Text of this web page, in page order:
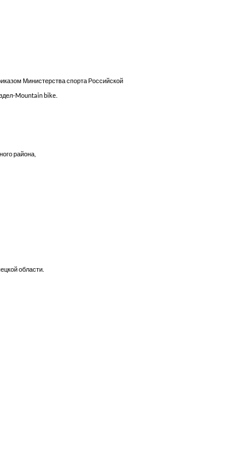
Министерства спорта Российской
Mountain bike.
района,
области.